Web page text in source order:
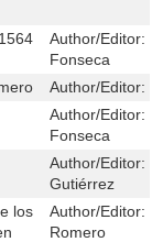
Author/Editor:
Fonseca
Author/Editor:
Author/Editor:
Fonseca
Author/Editor:
Gutiérrez
los
Author/Editor:
Romero